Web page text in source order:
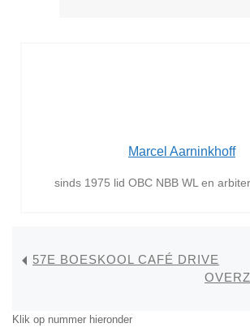
Marcel Aarninkhoff
sinds 1975 lid OBC NBB WL en
57E BOESKOOL CAFÉ DRIVE
Klik op nummer hieronder